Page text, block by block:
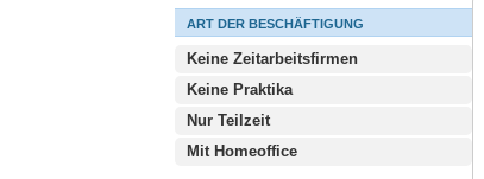
ART DER BESCHÄFTIGUNG
Keine Zeitarbeitsfirmen
Keine Praktika
Nur Teilzeit
Mit Homeoffice